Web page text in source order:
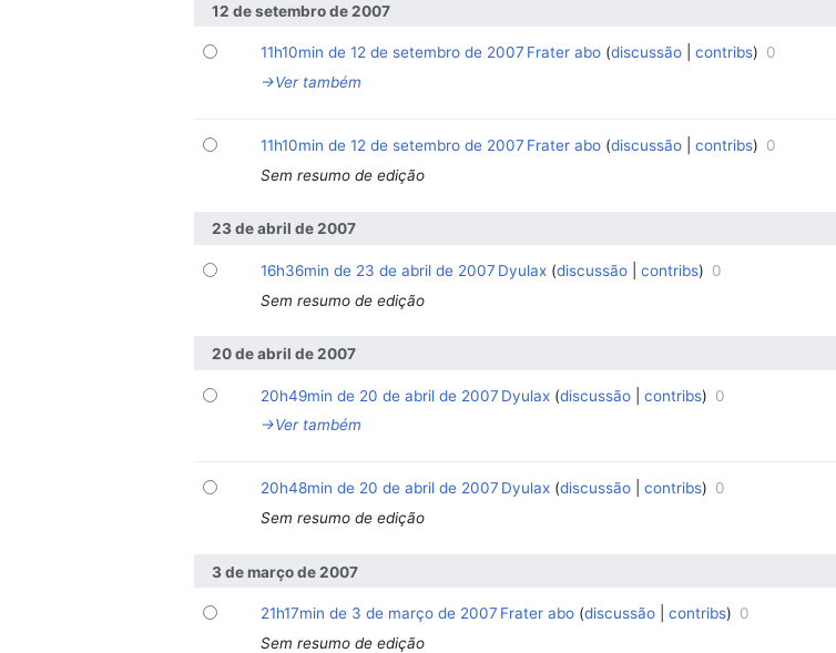
12 de setembro de 2007
11h10min de 12 de setembro de 2007 Frater abo discussão contribs
0
→‎Ver também
11h10min de 12 de setembro de 2007 Frater abo discussão contribs
0
Sem resumo de edição
23 de abril de 2007
16h36min de 23 de abril de 2007 Dyulax discussão contribs
0
Sem resumo de edição
20 de abril de 2007
20h49min de 20 de abril de 2007 Dyulax discussão contribs
0
→‎Ver também
20h48min de 20 de abril de 2007 Dyulax discussão contribs
0
Sem resumo de edição
3 de março de 2007
21h17min de 3 de março de 2007 Frater abo discussão contribs
0
Sem resumo de edição